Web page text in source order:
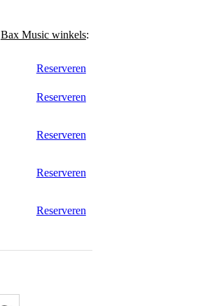
Bax Music winkels:
Reserveren
Reserveren
Reserveren
Reserveren
Reserveren